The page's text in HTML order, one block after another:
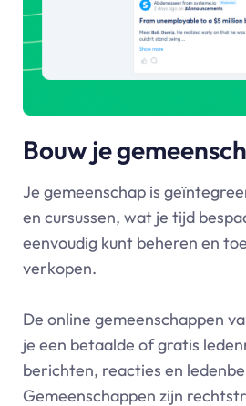
Bouw je
Je gemeenschap is
en cursussen, wat je tijd
eenvoudig kunt beheren en
verkopen.
De online gemeenschappen
je een betaalde of gratis
berichten, reacties en
Gemeenschappen zijn